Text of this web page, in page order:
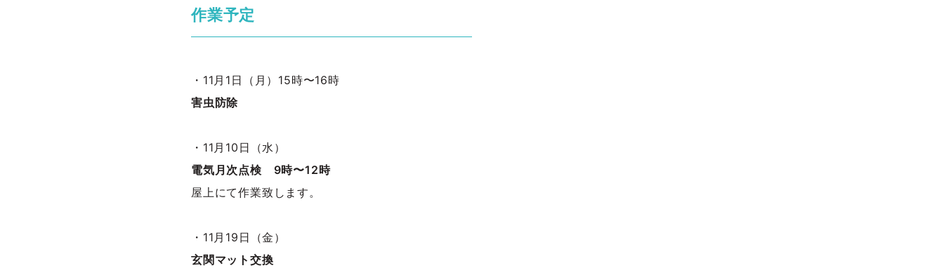
作業予定
・11月1日（月）15時〜16時
害虫防除
・11月10日（水）
電気月次点検 9時〜12時
屋上にて作業致します。
・11月19日（金）
玄関マット交換